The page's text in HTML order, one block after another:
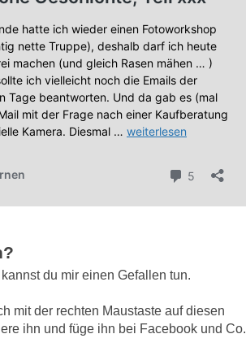
du mir einen Gefallen tun.
mit der rechten Maustaste auf diesen
ihn und füge ihn bei Facebook und Co.